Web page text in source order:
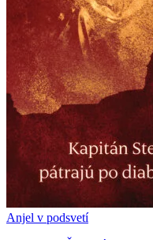
Anjel v podsvetí